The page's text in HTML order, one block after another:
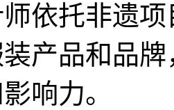
依托非遗
产品和品
响力。